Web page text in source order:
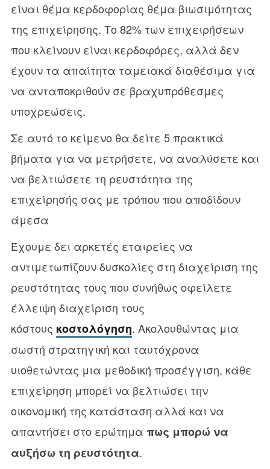
είναι θέμα κερδοφορίας θέμα βιωσιμότητας
της επιχείρησης. Το 82% των επιχειρήσεων
που κλείνουν είναι κερδοφόρες, αλλά δεν
έχουν τα απαίτητα ταμειακά διαθέσιμα για
να ανταποκριθούν σε βραχυπρόθεσμες
υποχρεώσεις.
Σε αυτό το κείμενο θα δείτε 5 πρακτικά
βήματα για να μετρήσετε, να αναλύσετε και
να βελτιώσετε τη ρευστότητα της
επιχείρησής σας με τρόπου που αποδίδουν
άμεσα
Έχουμε δει αρκετές εταιρείες να
αντιμετωπίζουν δυσκολίες στη διαχείριση της
ρευστότητας τους που συνήθως οφείλετε
έλλειψη διαχείριση τους
κόστους κοστολόγηση. Ακολουθώντας μια
σωστή στρατηγική και ταυτόχρονα
υιοθετώντας μια μεθοδική προσέγγιση, κάθε
επιχείρηση μπορεί να βελτιώσει την
οικονομική της κατάσταση αλλά και να
απαντήσει στο ερώτημα πως μπορώ να
αυξήσω τη ρευστότητα.